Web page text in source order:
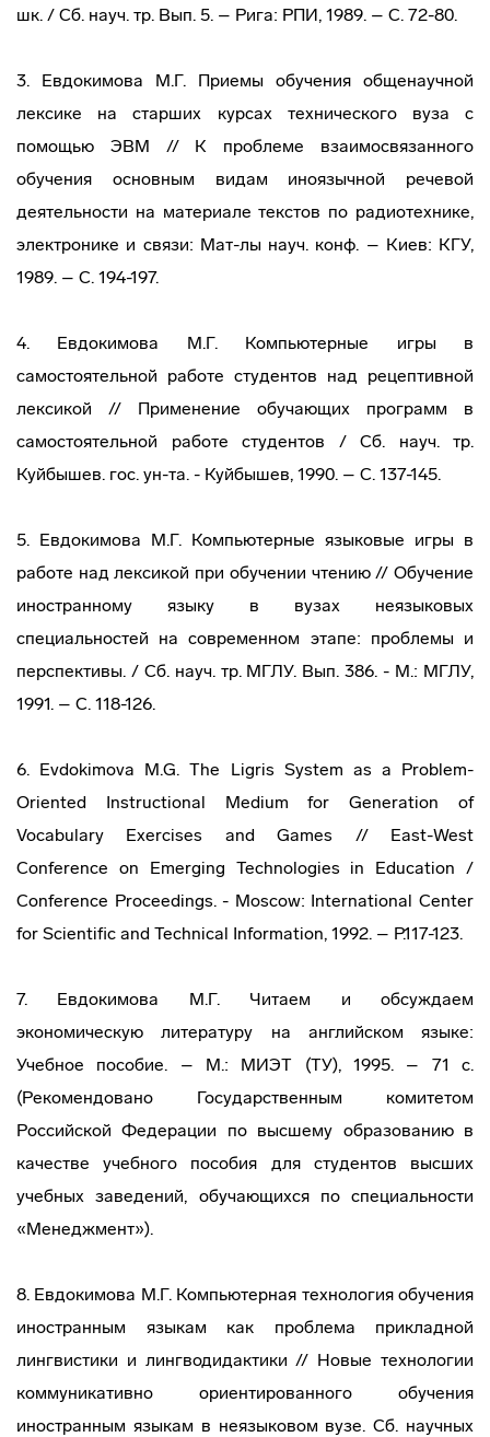
шк. / Сб. науч. тр. Вып. 5. – Рига: РПИ, 1989. – С. 72-80.
3. Евдокимова М.Г. Приемы обучения общенаучной
лексике на старших курсах технического вуза с
помощью ЭВМ // К проблеме взаимосвязанного
обучения основным видам иноязычной речевой
деятельности на материале текстов по радиотехнике,
электронике и связи: Мат-лы науч. конф. – Киев: КГУ,
1989. – С. 194-197.
4. Евдокимова М.Г. Компьютерные игры в
самостоятельной работе студентов над рецептивной
лексикой // Применение обучающих программ в
самостоятельной работе студентов / Сб. науч. тр.
Куйбышев. гос. ун-та. - Куйбышев, 1990. – С. 137-145.
5. Евдокимова М.Г. Компьютерные языковые игры в
работе над лексикой при обучении чтению // Обучение
иностранному языку в вузах неязыковых
специальностей на современном этапе: проблемы и
перспективы. / Сб. науч. тр. МГЛУ. Вып. 386. - М.: МГЛУ,
1991. – С. 118-126.
6. Evdokimova M.G. The Ligris System as a Problem-
Oriented Instructional Medium for Generation of
Vocabulary Exercises and Games // East-West
Conference on Emerging Technologies in Education /
Conference Proceedings. - Moscow: International Center
for Scientific and Technical Information, 1992. – P.117-123.
7. Евдокимова М.Г. Читаем и обсуждаем
экономическую литературу на английском языке:
Учебное пособие. – М.: МИЭТ (ТУ), 1995. – 71 с.
(Рекомендовано Государственным комитетом
Российской Федерации по высшему образованию в
качестве учебного пособия для студентов высших
учебных заведений, обучающихся по специальности
«Менеджмент»).
8. Евдокимова М.Г. Компьютерная технология обучения
иностранным языкам как проблема прикладной
лингвистики и лингводидактики // Новые технологии
коммуникативно ориентированного обучения
иностранным языкам в неязыковом вузе. Сб. научных